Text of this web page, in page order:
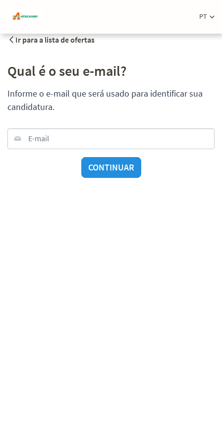
PT
Ir para a lista de ofertas
Qual é o seu e-mail?
Informe o e-mail que será usado para identificar sua
candidatura.
E-mail
CONTINUAR